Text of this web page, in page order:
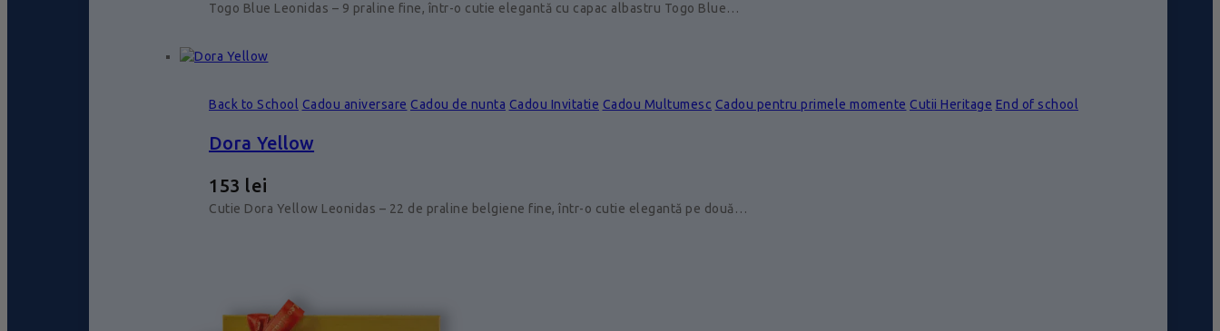
Togo Blue Leonidas – 9 praline fine, într-o cutie elegantă cu capac albastru Togo Blue…
Back to School Cadou aniversare Cadou de nunta Cadou Invitatie Cadou Multumesc Cadou pentru primele momente Cutii Heritage End of school
Dora Yellow
153 lei
Cutie Dora Yellow Leonidas – 22 de praline belgiene fine, într-o cutie elegantă pe două…